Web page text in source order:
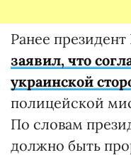
Ранее
заявил, что
украинской
полицейской
По словам
должно быть